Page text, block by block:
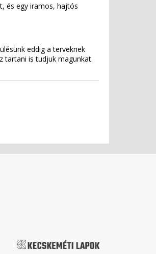
és egy iramos, hajtós
eddig a terveknek
tartani is tudjuk magunkat.